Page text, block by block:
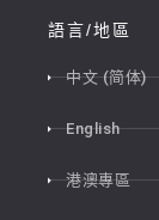
語言/地區
中文 (简体)
English
港澳專區